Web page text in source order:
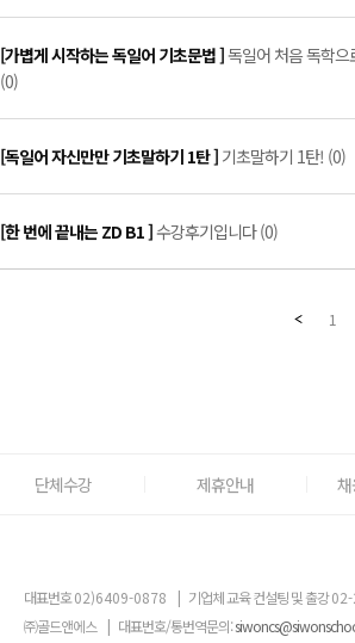
[가볍게 시작하는 독일어 기초문법 ]독일어 처음 독학
(0)
[독일어 자신만만 기초말하기 1탄 ] 기초말하기 1탄! (0)
[한 번에 끝내는 ZD B1 ]수강후기입니다 (0)
1
단체수강 제휴안내
대표번호02)6409-0878 | 기업체 교육 컨설팅 및 출강
㈜골드앤에스 | 대표번호/통번역문의: